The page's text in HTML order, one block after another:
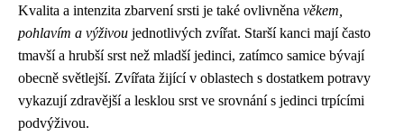
Kvalita a intenzita zbarvení srsti je také ovlivněna věkem,
pohlavím a výživou jednotlivých zvířat. Starší kanci mají často
tmavší a hrubší srst než mladší jedinci, zatímco samice bývají
obecně světlejší. Zvířata žijící v oblastech s dostatkem potravy
vykazují zdravější a lesklou srst ve srovnání s jedinci trpícími
podvýživou.